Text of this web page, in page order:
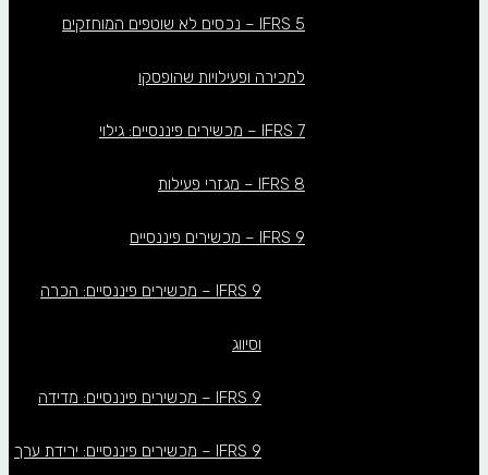
IFRS 5 – נכסים לא שוטפים המוחזקים
למכירה ופעילויות שהופסקו
IFRS 7 – מכשירים פיננסיים: גילוי
IFRS 8 – מגזרי פעילות
IFRS 9 – מכשירים פיננסיים
IFRS 9 – מכשירים פיננסיים: הכרה
וסיווג
IFRS 9 – מכשירים פיננסיים: מדידה
IFRS 9 – מכשירים פיננסיים: ירידת ערך